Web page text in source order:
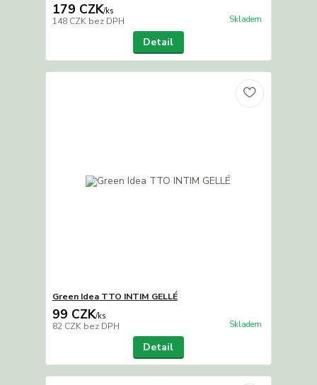
179 CZK/ks
148 CZK bez DPH Skladem
Detail
Green Idea TTO INTIM GELLÉ
99 CZK/ks
82 CZK bez DPH Skladem
Detail